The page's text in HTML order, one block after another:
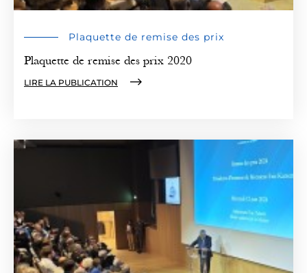
Plaquette de remise des prix
Plaquette de remise des prix 2020
LIRE LA PUBLICATION